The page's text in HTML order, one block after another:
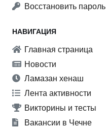
Восстановить пароль
НАВИГАЦИЯ
Главная страница
Новости
Ламазан хенаш
Лента активности
Викторины и тесты
Вакансии в Чечне